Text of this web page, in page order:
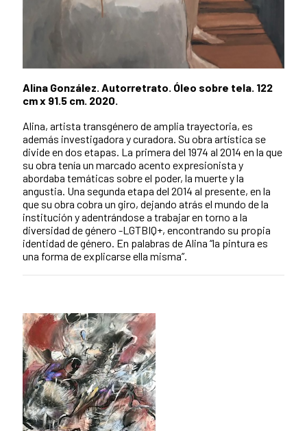
Alina González. Autorretrato. Óleo sobre tela. 122
cm x 91.5 cm. 2020.
Alina, artista transgénero de amplia trayectoria, es
además investigadora y curadora. Su obra artística se
divide en dos etapas. La primera del 1974 al 2014 en la que
su obra tenía un marcado acento expresionista y
abordaba temáticas sobre el poder, la muerte y la
angustia. Una segunda etapa del 2014 al presente, en la
que su obra cobra un giro, dejando atrás el mundo de la
institución y adentrándose a trabajar en torno a la
diversidad de género -LGTBIQ+, encontrando su propia
identidad de género. En palabras de Alina “la pintura es
una forma de explicarse ella misma”.